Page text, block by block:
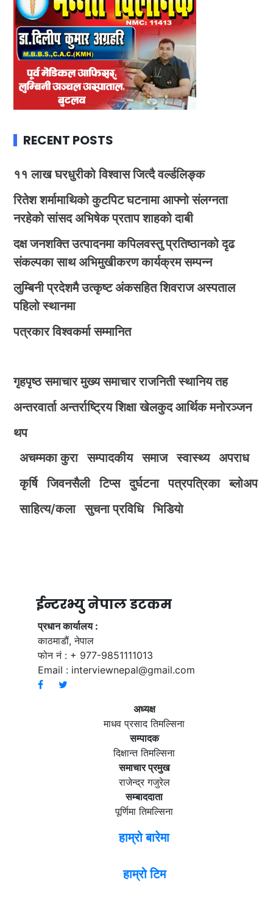
RECENT POSTS
११ लाख घरधुरीको विश्वास जित्दै वर्ल्डलिङ्क
रितेश शर्मामाथिको कुटपिट घटनामा आफ्नो संलग्नता
नरहेको सांसद अभिषेक प्रताप शाहको दाबी
दक्ष जनशक्ति उत्पादनमा कपिलवस्तु प्रतिष्ठानको दृढ
संकल्पका साथ अभिमुखीकरण कार्यक्रम सम्पन्न
लुम्बिनी प्रदेशमै उत्कृष्ट अंकसहित शिवराज अस्पताल
पहिलो स्थानमा
पत्रकार विश्वकर्मा सम्मानित
गृहपृष्ठ समाचार मुख्य समाचार राजनिती स्थानिय तह
अन्तरवार्ता अन्तर्राष्ट्रिय शिक्षा खेलकुद आर्थिक मनोरञ्जन
थप
अचम्मका कुरा
सम्पादकीय समाज स्वास्थ्य
अपराध
कृर्षि
जिवनसैली टिप्स दुर्घटना पत्रपत्रिका
ब्लोअप
साहित्य/कला
सुचना प्रविधि भिडियाे
ईन्टरभ्यु नेपाल डटकम
प्रधान कार्यालय :
काठमाडौं, नेपाल
फोन नं : + 977-9851111013
Email : interviewnepal@gmail.com
अध्यक्ष
माधव प्रसाद तिमल्सिना
सम्पादक
दिक्षान्त तिमल्सिना
समाचार प्रमुख
राजेन्द्र गजुरेल
सम्बाददाता
पूर्णिमा तिमल्सिना
हाम्रो बारेमा
हाम्रो टिम